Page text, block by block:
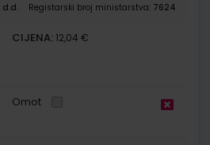
d.d. Registarski broj ministarstva: 7624
CIJENA: 12,04 €
Omot